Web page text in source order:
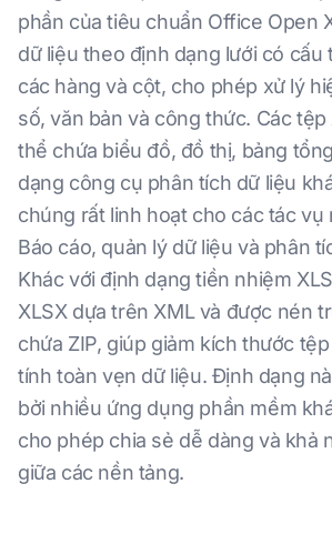
phần của tiêu chuẩn Office Open
dữ liệu theo định dạng lưới có cấu
các hàng và cột, cho phép xử lý
số, văn bản và công thức. Các tệp
thể chứa biểu đồ, đồ thị, bảng
dạng công cụ phân tích dữ liệu
chúng rất linh hoạt cho các tác
Báo cáo, quản lý dữ liệu và phân
Khác với định dạng tiền nhiệm
XLSX dựa trên XML và được nén
chứa ZIP, giúp giảm kích thước
tính toàn vẹn dữ liệu. Định dạng
bởi nhiều ứng dụng phần mềm
cho phép chia sẻ dễ dàng và khả
giữa các nền tảng.